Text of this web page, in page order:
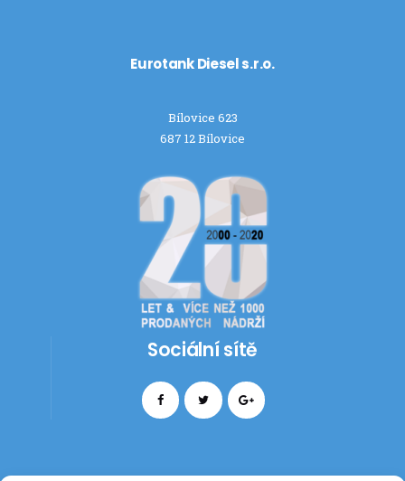
Eurotank Diesel s.r.o.
Bílovice 623
687 12 Bílovice
Sociální sítě